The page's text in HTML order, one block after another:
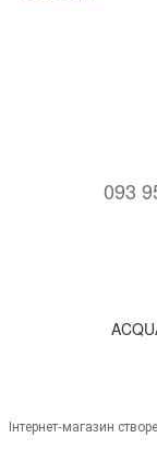
093
Інтернет-магазин